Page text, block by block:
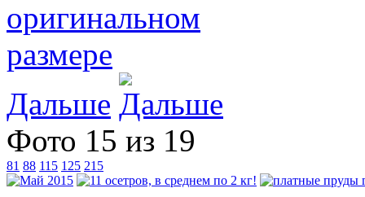
Дальше
Фото 15 из 19
81 88 115 125 215